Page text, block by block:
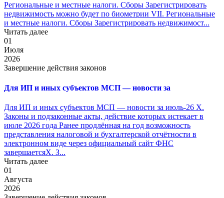
Региональные и местные налоги. Сборы Зарегистрировать
недвижимость можно будет по биометрии VII. Региональные
и местные налоги. Сборы Зарегистрировать недвижимост...
Читать далее
01
Июля
2026
Завершение действия законов
Для ИП и иных субъектов МСП — новости за
Для ИП и иных субъектов МСП — новости за июль-26 X.
Законы и подзаконные акты, действие которых истекает в
июле 2026 года Ранее продлённая на год возможность
представления налоговой и бухгалтерской отчётности в
электронном виде через официальный сайт ФНС
завершаетсяX. З...
Читать далее
01
Августа
2026